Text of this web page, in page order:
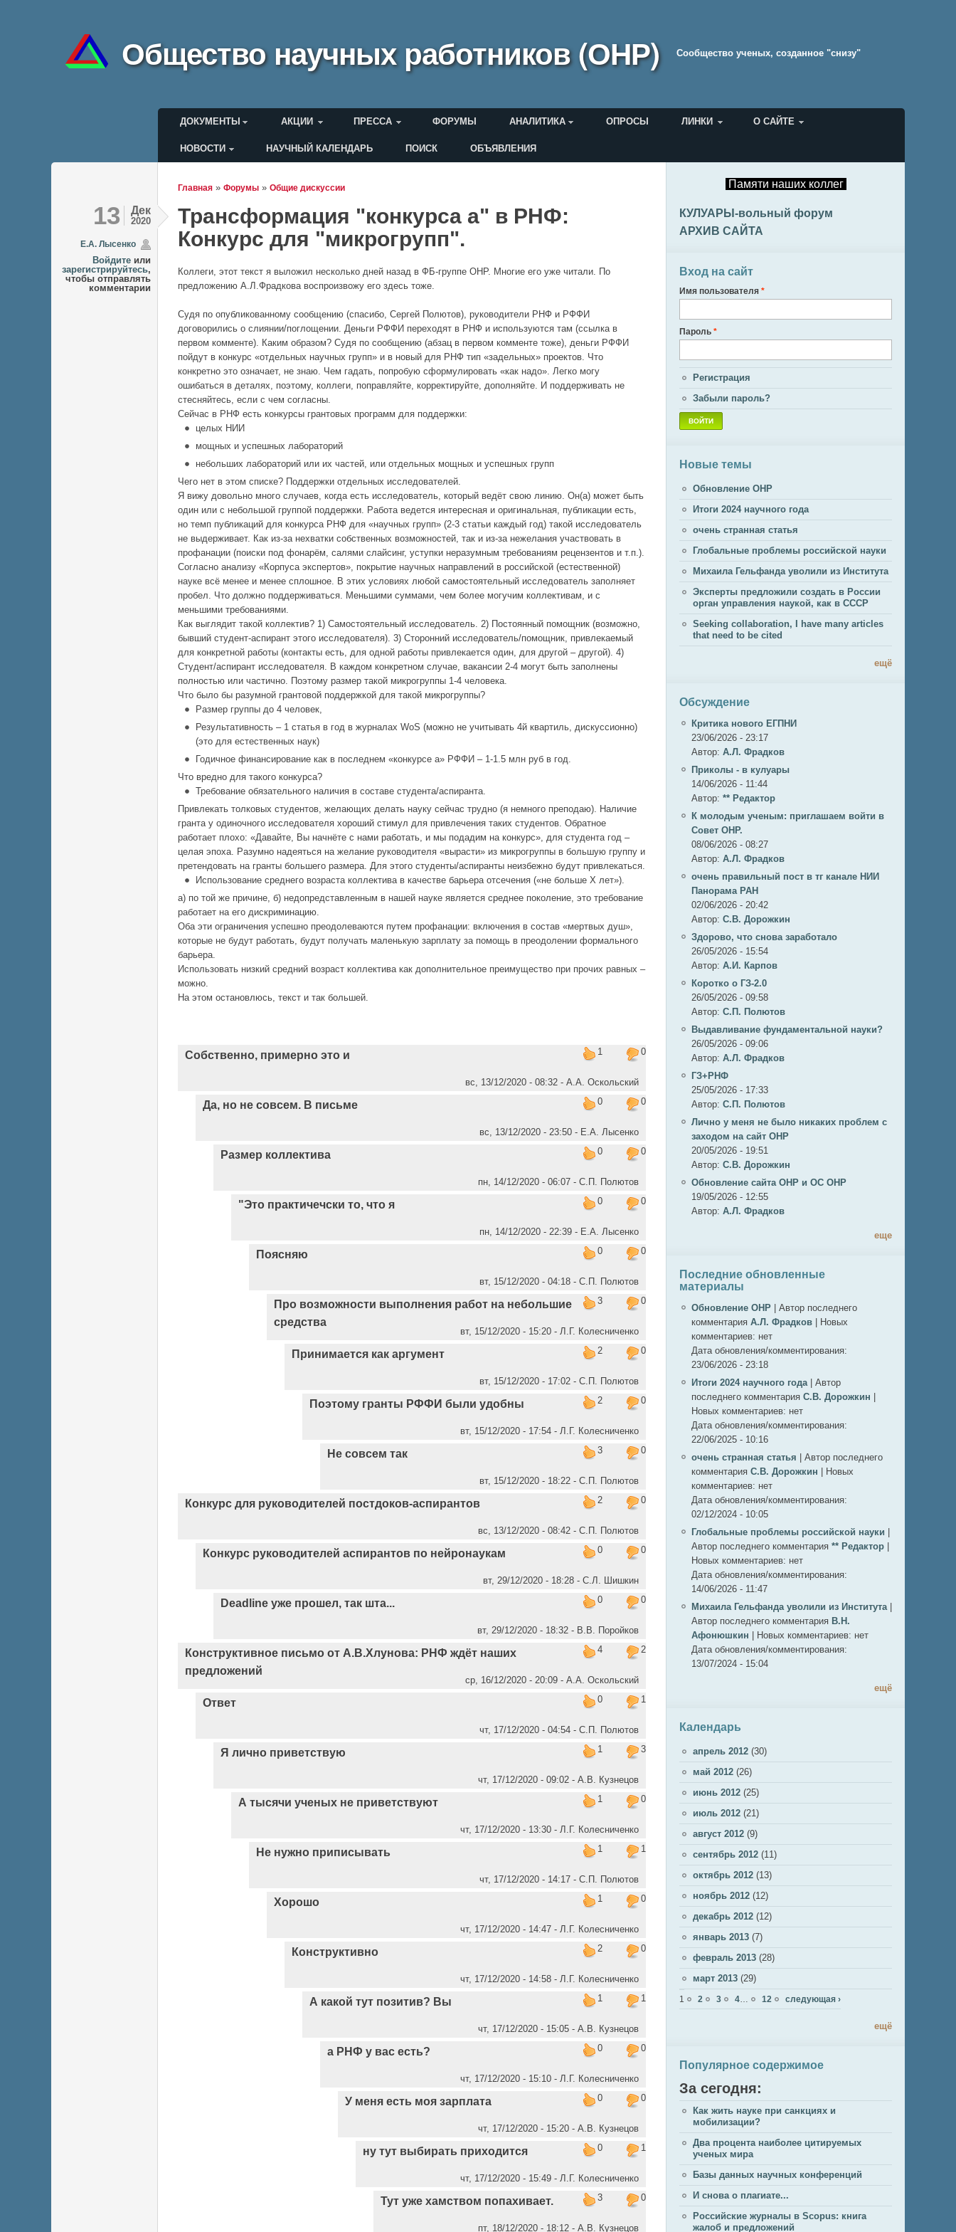
Общество научных работников (ОНР) Cообщество ученых, созданное "снизу"
Главное меню
ДОКУМЕНТЫ АКЦИИ ПРЕССА ФОРУМЫ АНАЛИТИКА ОПРОСЫ ЛИНКИ О САЙТЕ
Меню пользователя
НОВОСТИ НАУЧНЫЙ КАЛЕНДАРЬ ПОИСК ОБЪЯВЛЕНИЯ
Вы здесь
Главная » Форумы » Общие дискуссии
13 Дек
2020
Е.А. Лысенко
Войдите или
зарегистрируйтесь,
чтобы отправлять
комментарии
Трансформация "конкурса а" в РНФ:
Конкурс для "микрогрупп".
Коллеги, этот текст я выложил несколько дней назад в ФБ-группе ОНР. Многие его уже читали. По
предложению А.Л.Фрадкова воспроизвожу его здесь тоже.
Судя по опубликованному сообщению (спасибо, Сергей Полютов), руководители РНФ и РФФИ
договорились о слиянии/поглощении. Деньги РФФИ переходят в РНФ и используются там (ссылка в
первом комменте). Каким образом? Судя по сообщению (абзац в первом комменте тоже), деньги РФФИ
пойдут в конкурс «отдельных научных групп» и в новый для РНФ тип «задельных» проектов. Что
конкретно это означает, не знаю. Чем гадать, попробую сформулировать «как надо». Легко могу
ошибаться в деталях, поэтому, коллеги, поправляйте, корректируйте, дополняйте. И поддерживать не
стесняйтесь, если с чем согласны.
Сейчас в РНФ есть конкурсы грантовых программ для поддержки:
целых НИИ
мощных и успешных лабораторий
небольших лабораторий или их частей, или отдельных мощных и успешных групп
Чего нет в этом списке? Поддержки отдельных исследователей.
Я вижу довольно много случаев, когда есть исследователь, который ведёт свою линию. Он(а) может быть
один или с небольшой группой поддержки. Работа ведется интересная и оригинальная, публикации есть,
но темп публикаций для конкурса РНФ для «научных групп» (2-3 статьи каждый год) такой исследователь
не выдерживает. Как из-за нехватки собственных возможностей, так и из-за нежелания участвовать в
профанации (поиски под фонарём, салями слайсинг, уступки неразумным требованиям рецензентов и т.п.).
Согласно анализу «Корпуса экспертов», покрытие научных направлений в российской (естественной)
науке всё менее и менее сплошное. В этих условиях любой самостоятельный исследователь заполняет
пробел. Что должно поддерживаться. Меньшими суммами, чем более могучим коллективам, и с
меньшими требованиями.
Как выглядит такой коллектив? 1) Самостоятельный исследователь. 2) Постоянный помощник (возможно,
бывший студент-аспирант этого исследователя). 3) Сторонний исследователь/помощник, привлекаемый
для конкретной работы (контакты есть, для одной работы привлекается один, для другой – другой). 4)
Студент/аспирант исследователя. В каждом конкретном случае, вакансии 2-4 могут быть заполнены
полностью или частично. Поэтому размер такой микрогруппы 1-4 человека.
Что было бы разумной грантовой поддержкой для такой микрогруппы?
Размер группы до 4 человек,
Результативность – 1 статья в год в журналах WoS (можно не учитывать 4й квартиль, дискуссионно)
(это для естественных наук)
Годичное финансирование как в последнем «конкурсе а» РФФИ – 1-1.5 млн руб в год.
Что вредно для такого конкурса?
Требование обязательного наличия в составе студента/аспиранта.
Привлекать толковых студентов, желающих делать науку сейчас трудно (я немного преподаю). Наличие
гранта у одиночного исследователя хороший стимул для привлечения таких студентов. Обратное
работает плохо: «Давайте, Вы начнёте с нами работать, и мы подадим на конкурс», для студента год –
целая эпоха. Разумно надеяться на желание руководителя «вырасти» из микрогруппы в большую группу и
претендовать на гранты большего размера. Для этого студенты/аспиранты неизбежно будут привлекаться.
Использование среднего возраста коллектива в качестве барьера отсечения («не больше Х лет»).
а) по той же причине, б) недопредставленным в нашей науке является среднее поколение, это требование
работает на его дискриминацию.
Оба эти ограничения успешно преодолеваются путем профанации: включения в состав «мертвых душ»,
которые не будут работать, будут получать маленькую зарплату за помощь в преодолении формального
барьера.
Использовать низкий средний возраст коллектива как дополнительное преимущество при прочих равных –
можно.
На этом остановлюсь, текст и так большей.
1 0
Собственно, примерно это и
вс, 13/12/2020 - 08:32 - А.А. Оскольский
0
0
Да, но не совсем. В письме
вс, 13/12/2020 - 23:50 - Е.А. Лысенко
0
0
Размер коллектива
пн, 14/12/2020 - 06:07 - C.П. Полютов
0
0
"Это практичечски то, что я
пн, 14/12/2020 - 22:39 - Е.А. Лысенко
0
0
Поясняю
вт, 15/12/2020 - 04:18 - C.П. Полютов
3
0
Про возможности выполнения работ на небольшие
средства
вт, 15/12/2020 - 15:20 - Л.Г. Колесниченко
2
0
Принимается как аргумент
вт, 15/12/2020 - 17:02 - C.П. Полютов
2
0
Поэтому гранты РФФИ были удобны
вт, 15/12/2020 - 17:54 - Л.Г. Колесниченко
3
0
Не совсем так
вт, 15/12/2020 - 18:22 - C.П. Полютов
2
0
Конкурс для руководителей постдоков-аспирантов
вс, 13/12/2020 - 08:42 - C.П. Полютов
0
0
Конкурс руководителей аспирантов по нейронаукам
вт, 29/12/2020 - 18:28 - С.Л. Шишкин
0
0
Deadline уже прошел, так шта...
вт, 29/12/2020 - 18:32 - В.В. Поройков
4
2
Конструктивное письмо от А.В.Хлунова: РНФ ждёт наших
предложений
ср, 16/12/2020 - 20:09 - А.А. Оскольский
0
1
Ответ
чт, 17/12/2020 - 04:54 - C.П. Полютов
1
3
Я лично приветствую
чт, 17/12/2020 - 09:02 - А.В. Кузнецов
1
0
А тысячи ученых не приветствуют
чт, 17/12/2020 - 13:30 - Л.Г. Колесниченко
1
1
Не нужно приписывать
чт, 17/12/2020 - 14:17 - C.П. Полютов
1
0
Хорошо
чт, 17/12/2020 - 14:47 - Л.Г. Колесниченко
2
0
Конструктивно
чт, 17/12/2020 - 14:58 - Л.Г. Колесниченко
1
1
А какой тут позитив? Вы
чт, 17/12/2020 - 15:05 - А.В. Кузнецов
0
0
а РНФ у вас есть?
чт, 17/12/2020 - 15:10 - Л.Г. Колесниченко
0
0
У меня есть моя зарплата
чт, 17/12/2020 - 15:20 - А.В. Кузнецов
0
1
ну тут выбирать приходится
чт, 17/12/2020 - 15:49 - Л.Г. Колесниченко
3
0
Тут уже хамством попахивает.
пт, 18/12/2020 - 18:12 - А.В. Кузнецов
Памяти наших коллег
КУЛУАРЫ-вольный форум
АРХИВ САЙТА
Вход на сайт
Имя пользователя *
Пароль *
Регистрация
Забыли пароль?
Новые темы
Обновление ОНР
Итоги 2024 научного года
очень странная статья
Глобальные проблемы российской науки
Михаила Гельфанда уволили из Института
Эксперты предложили создать в России
орган управления наукой, как в СССР
Seeking collaboration, I have many articles
that need to be cited
ещё
Обсуждение
Критика нового ЕГПНИ
23/06/2026 - 23:17
Автор: А.Л. Фрадков
Приколы - в кулуары
14/06/2026 - 11:44
Автор: ** Редактор
К молодым ученым: приглашаем войти в
Совет ОНР.
08/06/2026 - 08:27
Автор: А.Л. Фрадков
очень правильный пост в тг канале НИИ
Панорама РАН
02/06/2026 - 20:42
Автор: С.В. Дорожкин
Здорово, что снова заработало
26/05/2026 - 15:54
Автор: А.И. Карпов
Коротко о ГЗ-2.0
26/05/2026 - 09:58
Автор: C.П. Полютов
Выдавливание фундаментальной науки?
26/05/2026 - 09:06
Автор: А.Л. Фрадков
ГЗ+РНФ
25/05/2026 - 17:33
Автор: C.П. Полютов
Лично у меня не было никаких проблем с
заходом на сайт ОНР
20/05/2026 - 19:51
Автор: С.В. Дорожкин
Обновление сайта ОНР и ОС ОНР
19/05/2026 - 12:55
Автор: А.Л. Фрадков
еще
Последние обновленные
материалы
Обновление ОНР
Автор последнего
комментария А.Л. Фрадков
Новых
комментариев: нет
Дата обновления/комментирования:
23/06/2026 - 23:18
Итоги 2024 научного года
Автор
последнего комментария С.В. Дорожкин
Новых комментариев: нет
Дата обновления/комментирования:
22/06/2025 - 10:16
очень странная статья
Автор последнего
комментария С.В. Дорожкин
Новых
комментариев: нет
Дата обновления/комментирования:
02/12/2024 - 10:05
Глобальные проблемы российской науки
Автор последнего комментария ** Редактор
Новых комментариев: нет
Дата обновления/комментирования:
14/06/2026 - 11:47
Михаила Гельфанда уволили из Института
Автор последнего комментария В.Н.
Афонюшкин
Новых комментариев: нет
Дата обновления/комментирования:
13/07/2024 - 15:04
ещё
Календарь
апрель 2012 (30)
май 2012 (26)
июнь 2012 (25)
июль 2012 (21)
август 2012 (9)
сентябрь 2012 (11)
октябрь 2012 (13)
ноябрь 2012 (12)
декабрь 2012 (12)
январь 2013 (7)
февраль 2013 (28)
март 2013 (29)
Страницы
1 2 3 4 12 следующая ›
ещё
Популярное содержимое
За сегодня:
Как жить науке при санкциях и
мобилизации?
Два процента наиболее цитируемых
ученых мира
Базы данных научных конференций
И снова о плагиате...
Российские журналы в Scopus: книга
жалоб и предложений